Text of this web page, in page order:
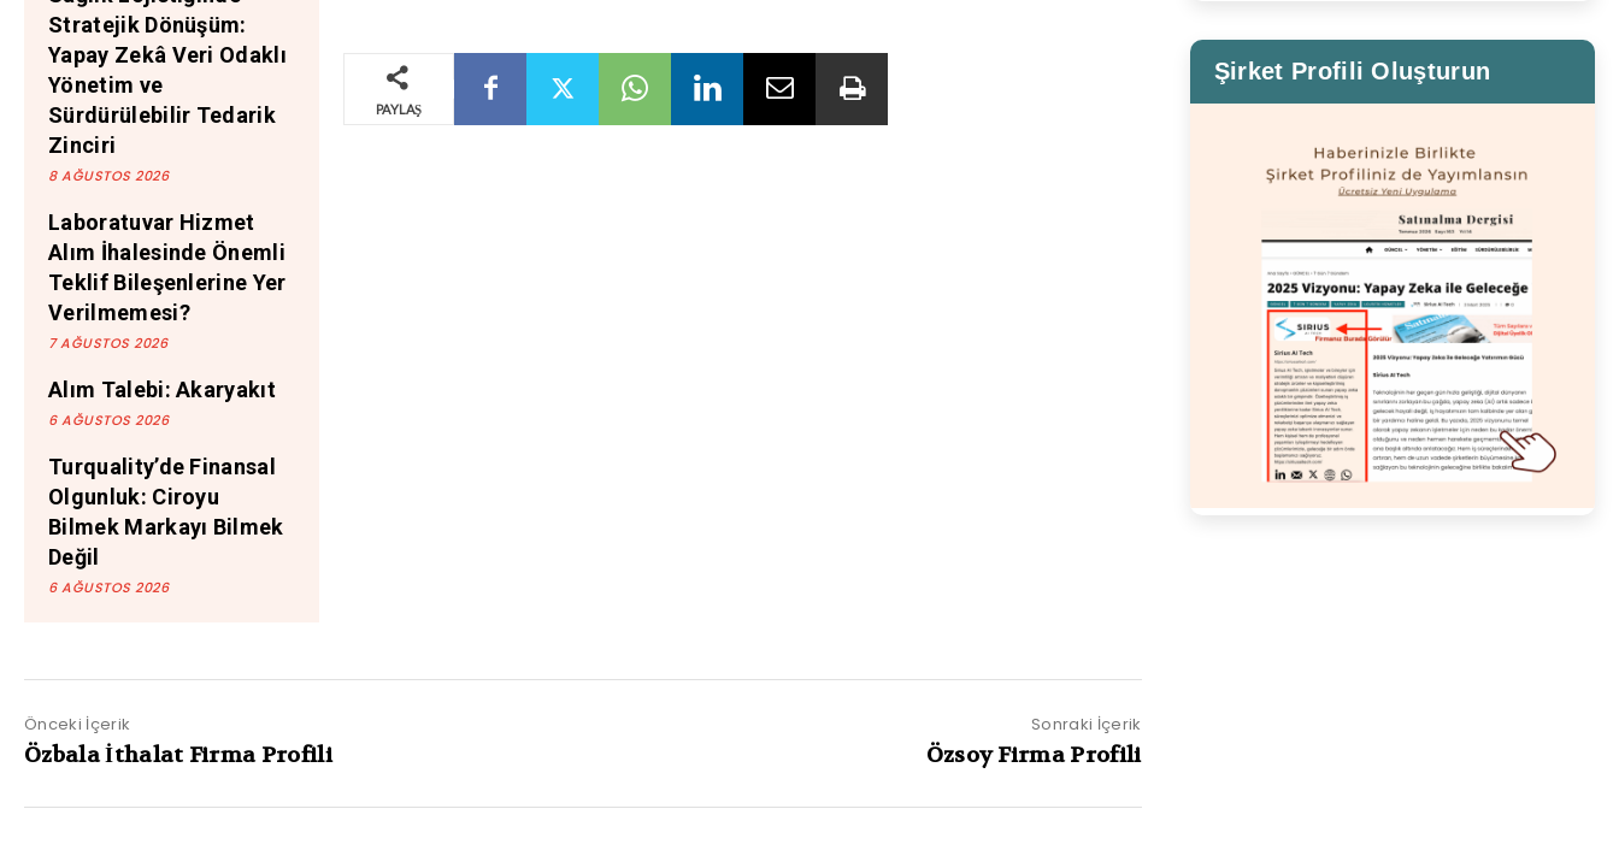
Stratejik Dönüşüm:
Yapay Zekâ Veri Odaklı
Yönetim ve
Sürdürülebilir Tedarik
Zinciri
8 AĞUSTOS 2026
Laboratuvar Hizmet
Alım İhalesinde Önemli
Teklif Bileşenlerine Yer
Verilmemesi?
7 AĞUSTOS 2026
Alım Talebi: Akaryakıt
6 AĞUSTOS 2026
Turquality’de Finansal
Olgunluk: Ciroyu
Bilmek Markayı Bilmek
Değil
6 AĞUSTOS 2026
PAYLAŞ
Önceki İçerik
Özbala İthalat Firma Profili
Sonraki İçerik
Özsoy Firma Profili
Şirket Profili Oluşturun